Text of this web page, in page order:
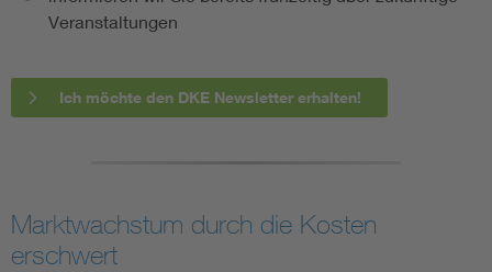
Veranstaltungen
Ich möchte den DKE Newsletter erhalten!
Marktwachstum durch die Kosten
erschwert